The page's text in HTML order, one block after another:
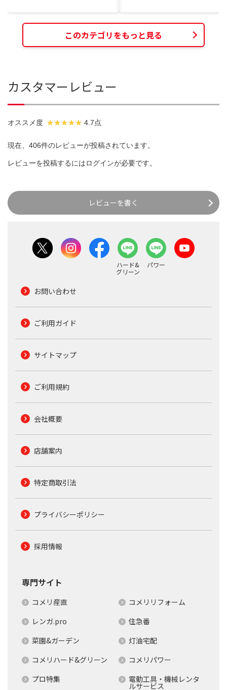
このカテゴリをもっと見る
カスタマーレビュー
オススメ度 4.7点
現在、406件のレビューが投稿されています。
レビューを投稿するにはログインが必要です。
レビューを書く
ハード&
グリーン
パワー
お問い合わせ
ご利用ガイド
サイトマップ
ご利用規約
会社概要
店舗案内
特定商取引法
プライバシーポリシー
採用情報
専門サイト
コメリ産直
コメリリフォーム
レンガ.pro
住急番
菜園&ガーデン
灯油宅配
コメリハード&グリーン
コメリパワー
プロ特集
電動工具・機械レンタ
ルサービス